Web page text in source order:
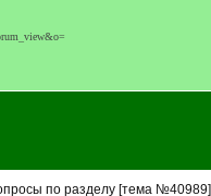
по разделу [тема №40989]